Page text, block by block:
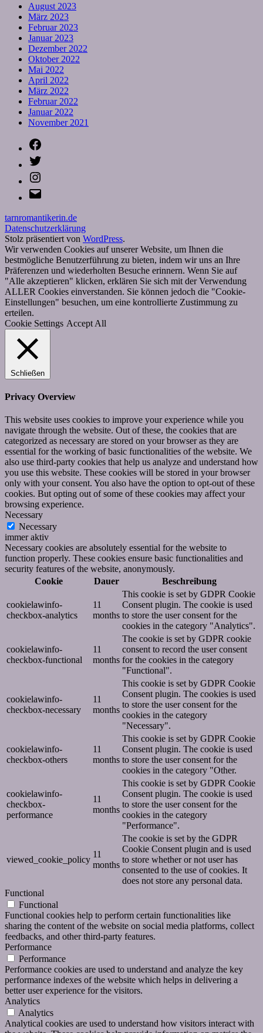
August 2023
März 2023
Februar 2023
Januar 2023
Dezember 2022
Oktober 2022
Mai 2022
April 2022
März 2022
Februar 2022
Januar 2022
November 2021
tarnromantikerin.de
Datenschutzerklärung
Stolz präsentiert von WordPress.
Wir verwenden Cookies auf unserer Website, um Ihnen die
bestmögliche Benutzerführung zu bieten, indem wir uns an Ihre
Präferenzen und wiederholten Besuche erinnern. Wenn Sie auf
"Alle akzeptieren" klicken, erklären Sie sich mit der Verwendung
ALLER Cookies einverstanden. Sie können jedoch die "Cookie-
Einstellungen" besuchen, um eine kontrollierte Zustimmung zu
erteilen.
Cookie Settings Accept All
Schließen
Privacy Overview
This website uses cookies to improve your experience while you
navigate through the website. Out of these, the cookies that are
categorized as necessary are stored on your browser as they are
essential for the working of basic functionalities of the website. We
also use third-party cookies that help us analyze and understand how
you use this website. These cookies will be stored in your browser
only with your consent. You also have the option to opt-out of these
cookies. But opting out of some of these cookies may affect your
browsing experience.
Necessary
Necessary
immer aktiv
Necessary cookies are absolutely essential for the website to
function properly. These cookies ensure basic functionalities and
security features of the website, anonymously.
Cookie
Dauer Beschreibung
cookielawinfo-
checkbox-analytics
11
months
This cookie is set by GDPR Cookie
Consent plugin. The cookie is used
to store the user consent for the
cookies in the category "Analytics".
cookielawinfo-
checkbox-functional
11
months
The cookie is set by GDPR cookie
consent to record the user consent
for the cookies in the category
"Functional".
cookielawinfo-
checkbox-necessary
11
months
This cookie is set by GDPR Cookie
Consent plugin. The cookies is used
to store the user consent for the
cookies in the category
"Necessary".
cookielawinfo-
checkbox-others
11
months
This cookie is set by GDPR Cookie
Consent plugin. The cookie is used
to store the user consent for the
cookies in the category "Other.
cookielawinfo-
checkbox-
performance
11
months
This cookie is set by GDPR Cookie
Consent plugin. The cookie is used
to store the user consent for the
cookies in the category
"Performance".
viewed_cookie_policy
11
months
The cookie is set by the GDPR
Cookie Consent plugin and is used
to store whether or not user has
consented to the use of cookies. It
does not store any personal data.
Functional
Functional
Functional cookies help to perform certain functionalities like
sharing the content of the website on social media platforms, collect
feedbacks, and other third-party features.
Performance
Performance
Performance cookies are used to understand and analyze the key
performance indexes of the website which helps in delivering a
better user experience for the visitors.
Analytics
Analytics
Analytical cookies are used to understand how visitors interact with